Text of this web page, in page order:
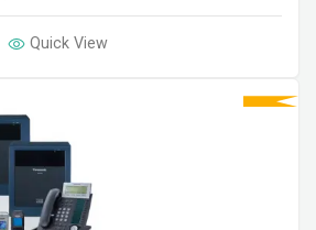
Quick View